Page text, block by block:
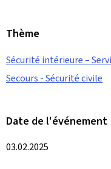
Thème
Sécurité intérieure –
Secours - Sécurité civile
Date de l'événement
03.02.2025